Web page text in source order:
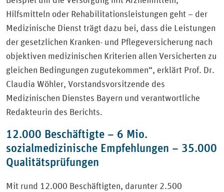
Hilfsmitteln oder Rehabilitationsleistungen geht – der
Medizinische Dienst trägt dazu bei, dass die Leistungen
der gesetzlichen Kranken- und Pflegeversicherung nach
objektiven medizinischen Kriterien allen Versicherten zu
gleichen Bedingungen zugutekommen“, erklärt Prof. Dr.
Claudia Wöhler, Vorstandsvorsitzende des
Medizinischen Dienstes Bayern und verantwortliche
Redakteurin des Berichts.
12.000 Beschäftigte – 6 Mio.
sozialmedizinische Empfehlungen – 35.000
Qualitätsprüfungen
Mit rund 12.000 Beschäftigten, darunter 2.500